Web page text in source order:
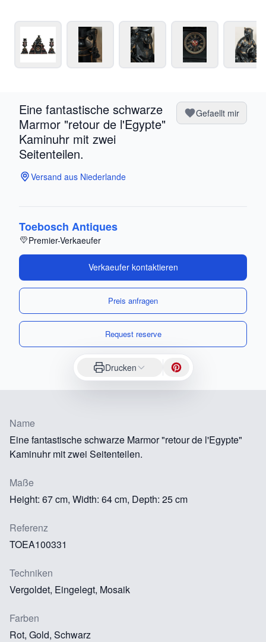
Eine fantastische schwarze
Marmor "retour de l'Egypte"
Kaminuhr mit zwei
Seitenteilen.
Gefaellt mir
Versand aus Niederlande
Toebosch Antiques
Premier-Verkaeufer
Verkaeufer kontaktieren
Preis anfragen
Request reserve
Drucken
Name
Eine fantastische schwarze Marmor "retour de l'Egypte"
Kaminuhr mit zwei Seitenteilen.
Maße
Height: 67 cm, Width: 64 cm, Depth: 25 cm
Referenz
TOEA100331
Techniken
Vergoldet, Eingelegt, Mosaik
Farben
Rot, Gold, Schwarz